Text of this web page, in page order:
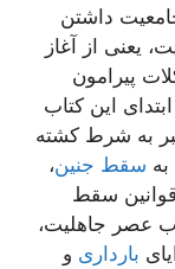
داشتن
یعنی از آغاز
پیرامون
این کتاب
به شرط کشته
سقط جنین،
سقط
عصر جاهلیت،
بارداری و